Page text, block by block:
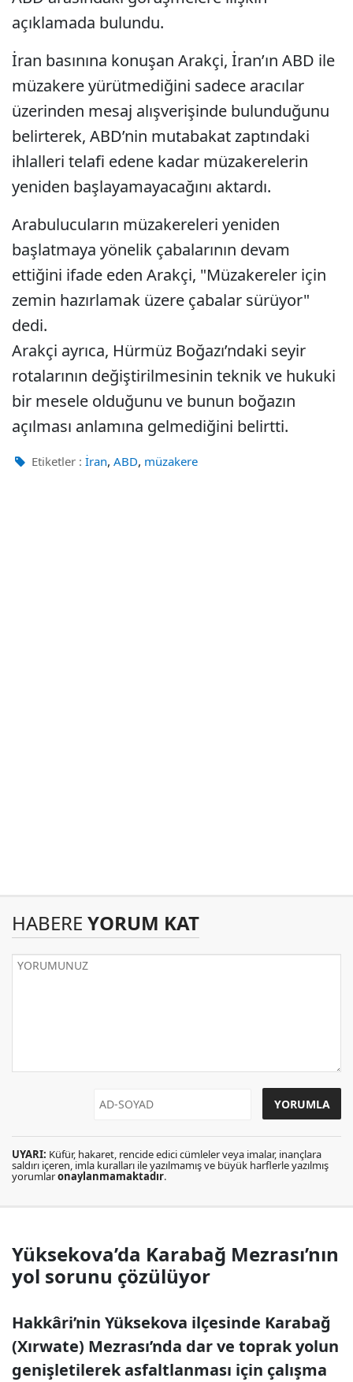
açıklamada bulundu.
İran basınına konuşan Arakçi, İran’ın ABD ile
müzakere yürütmediğini sadece aracılar
üzerinden mesaj alışverişinde bulunduğunu
belirterek, ABD’nin mutabakat zaptındaki
ihlalleri telafi edene kadar müzakerelerin
yeniden başlayamayacağını aktardı.
Arabulucuların müzakereleri yeniden
başlatmaya yönelik çabalarının devam
ettiğini ifade eden Arakçi, "Müzakereler için
zemin hazırlamak üzere çabalar sürüyor"
dedi.
Arakçi ayrıca, Hürmüz Boğazı’ndaki seyir
rotalarının değiştirilmesinin teknik ve hukuki
bir mesele olduğunu ve bunun boğazın
açılması anlamına gelmediğini belirtti.
Etiketler : İran, ABD, müzakere
HABERE YORUM KAT
UYARI: Küfür, hakaret, rencide edici cümleler veya imalar, inançlara
saldırı içeren, imla kuralları ile yazılmamış ve büyük harflerle yazılmış
yorumlaronaylanmamaktadır.
Yüksekova’da Karabağ Mezrası’nın
yol sorunu çözülüyor
Hakkâri’nin Yüksekova ilçesinde Karabağ
(Xırwate) Mezrası’nda dar ve toprak yolun
genişletilerek asfaltlanması için çalışma